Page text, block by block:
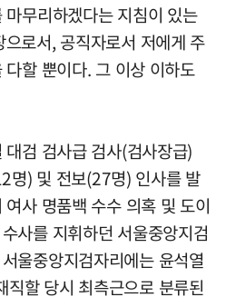
무리하겠다는 지침이 있는
로서, 공직자로서 저에게 주
할 뿐이다. 그 이상 이하도
검 검사급 검사(검사장급)
명) 및 전보(27명) 인사를 발
사 명품백 수수 의혹 및 도이
사를 지휘하던 서울중앙지검
울중앙지검자리에는 윤석열
직할 당시 최측근으로 분류된